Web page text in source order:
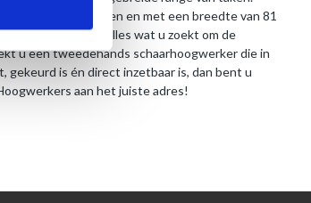
hoogte kan rijden en met een breedte van 81
deze machine alles wat u zoekt om de
u een tweedehands schaarhoogwerker die in
is én direct inzetbaar is, dan bent u
aan het juiste adres!